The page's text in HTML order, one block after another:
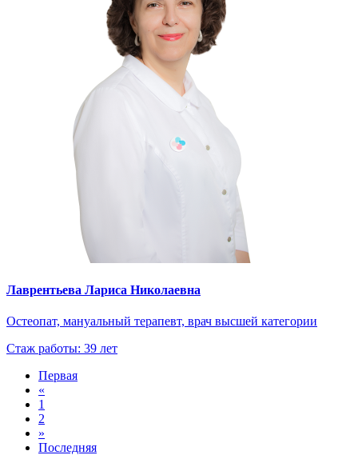
Лаврентьева Лариса Николаевна
Остеопат, мануальный терапевт, врач высшей категории
Стаж работы: 39 лет
Первая
«
1
2
»
Последняя